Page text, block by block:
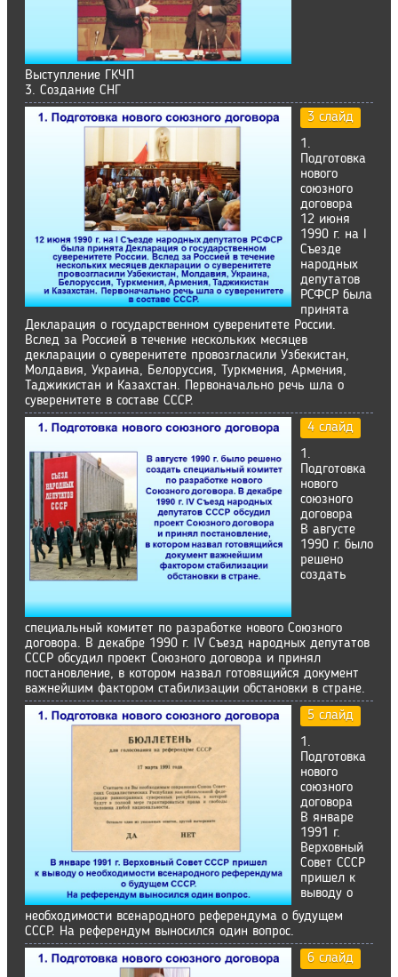
Выступление ГКЧП
3. Создание СНГ
3 слайд
1.
Подготовка
нового
союзного
договора
12 июня
1990 г. на I
Съезде
народных
депутатов
РСФСР была
принята
Декларация о государственном суверенитете России.
Вслед за Россией в течение нескольких месяцев
декларации о суверенитете провозгласили Узбекистан,
Молдавия, Украина, Белоруссия, Туркмения, Армения,
Таджикистан и Казахстан. Первоначально речь шла о
суверенитете в составе СССР.
4 слайд
1.
Подготовка
нового
союзного
договора
В августе
1990 г. было
решено
создать
специальный комитет по разработке нового Союзного
договора. В декабре 1990 г. IV Съезд народных депутатов
СССР обсудил проект Союзного договора и принял
постановление, в котором назвал готовящийся документ
важнейшим фактором стабилизации обстановки в стране.
5 слайд
1.
Подготовка
нового
союзного
договора
В январе
1991 г.
Верховный
Совет СССР
пришел к
выводу о
необходимости всенародного референдума о будущем
СССР. На референдум выносился один вопрос.
6 слайд